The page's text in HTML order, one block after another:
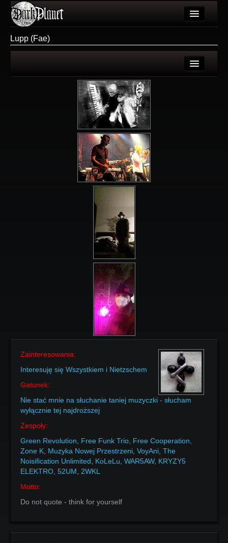
Użytkownicy
Lupp (Fae)
Zainteresowania:
Interesuję się Wszystkiem i Nietzschem
Gatunek:
Nie stać mnie na słuchanie taniej muzyczki - słucham
wyłącznie tej najdroższej
Zespoły:
Green Revolution
Free Funk Trio Free Cooperation
Zone K Muzyka Nowej Przestrzeni VoyAni The
Noisification Unlimited
KoLeLu WAR5AW, KRYZY5
ELEKTRO 52UM
2WKL
Motto:
Do not quote - think for yourself